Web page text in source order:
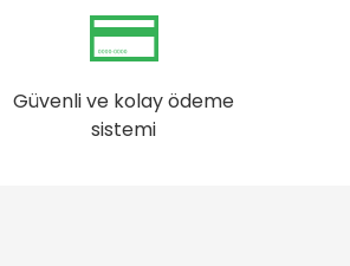
Güvenli ve kolay ödeme
sistemi